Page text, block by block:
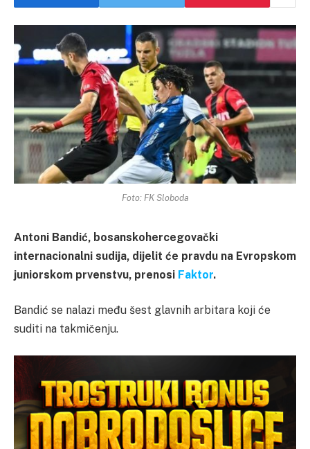
Foto: FK Sloboda
Antoni Bandić, bosanskohercegovački
internacionalni sudija, dijelit će pravdu na Evropskom
juniorskom prvenstvu, prenosi Faktor.
Bandić se nalazi među šest glavnih arbitara koji će
suditi na takmičenju.